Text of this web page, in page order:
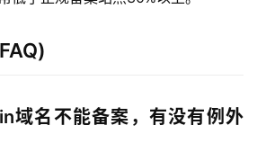
域名不能备案，有没有例外